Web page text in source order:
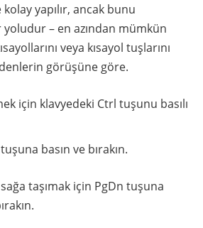
yapılır, ancak bunu
yoludur – en azından mümkün
veya kısayol tuşlarını
görüşüne göre.
için klavyedeki Ctrl tuşunu basılı
basın ve bırakın.
taşımak için PgDn tuşuna